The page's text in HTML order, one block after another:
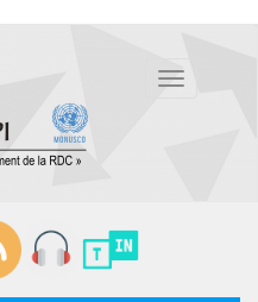
Toggle